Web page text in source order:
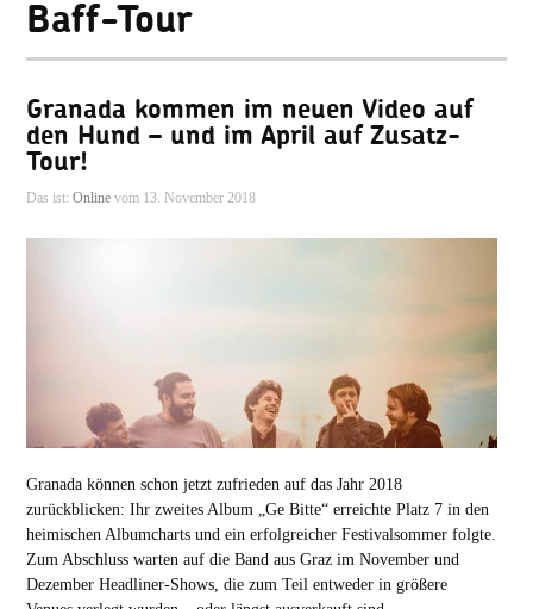
Baff-Tour
Granada kommen im neuen Video auf
den Hund – und im April auf Zusatz-
Tour!
Das ist: Onlinevom 13. November 2018
Granada können schon jetzt zufrieden auf das Jahr 2018
zurückblicken: Ihr zweites Album „Ge Bitte“ erreichte Platz 7 in den
heimischen Albumcharts und ein erfolgreicher Festivalsommer folgte.
Zum Abschluss warten auf die Band aus Graz im November und
Dezember Headliner-Shows, die zum Teil entweder in größere